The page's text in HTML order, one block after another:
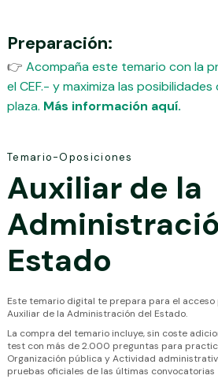
Preparación:
👉 Acompaña este temario con la
el CEF.- y maximiza las
plaza. Más información aquí.
Temario-Oposiciones
Auxiliar de la
Estado
Este temario digital te prepara para el
Auxiliar de la Administración del Estado.
La compra del temario incluye, sin coste
test con más de 2.000 preguntas para
Organización pública y Actividad
pruebas oficiales de las últimas convocatorias